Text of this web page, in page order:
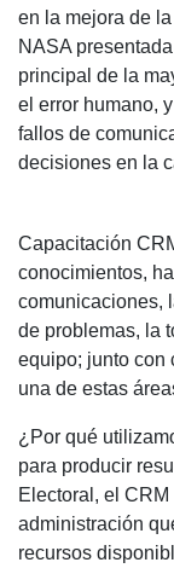
en la mejora de
NASA
principal de la
el error humano,
fallos de
decisiones en la
Capacitación
conocimientos,
comunicaciones,
de problemas, la
equipo; junto con
una de estas
¿Por qué
para producir
Electoral, el
administración
recursos